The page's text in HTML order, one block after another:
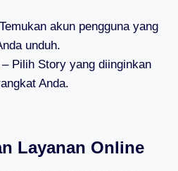
akun pengguna yang
unduh.
– Pilih Story yang diinginkan
Anda.
Layanan Online